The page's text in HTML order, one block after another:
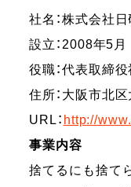
社名：株式会社日
設立：2008年5月
役職：代表取締
住所：大阪市北
URL： http://
事業内容
捨てるにも捨て